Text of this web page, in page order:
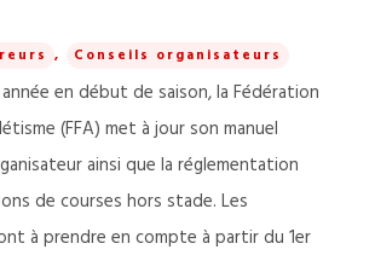
, Conseils organisateurs
en début de saison, la Fédération
(FFA) met à jour son manuel
ainsi que la réglementation
de courses hors stade. Les
à prendre en compte à partir du 1er